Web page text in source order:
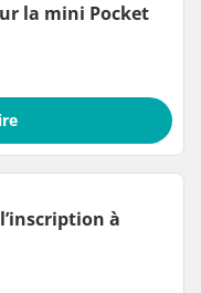
la mini Pocket
à